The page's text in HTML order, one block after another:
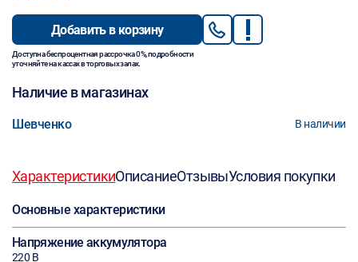
Добавить в корзину
Доступна беспроцентная рассрочка 0%, подробности
уточняйте на кассах в торговых залах.
Наличие в магазинах
Шевченко В наличии
ХарактеристикиОписаниеОтзывыУсловия покупки
Основные характеристики
Напряжение аккумулятора
220 В